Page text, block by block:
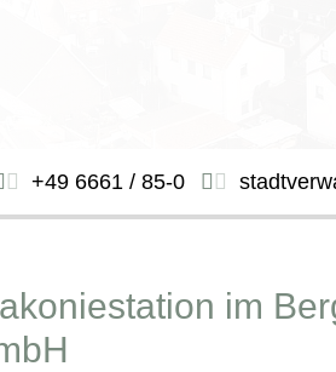
+49 6661 / 85-0
im